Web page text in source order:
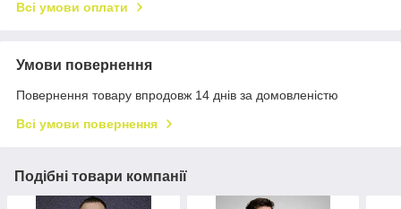
Всі умови оплати
Умови повернення
Повернення товару впродовж 14 днів за домовленістю
Всі умови повернення
Подібні товари компанії